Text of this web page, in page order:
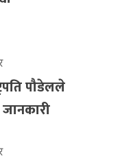
पौडेलले